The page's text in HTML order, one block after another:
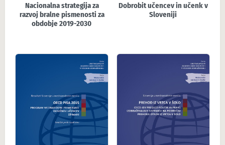
Nacionalna strategija za
razvoj bralne pismenosti za
obdobje 2019-2030
Dobrobit učencev in učenk v
Sloveniji